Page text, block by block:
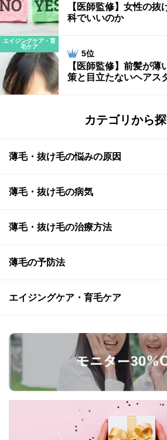
【医師監修】女性の抜
科でいいのか
エイジングケア・育
毛ケア
5位
【医師監修】前髪が薄
策と目立たないヘアス
カテゴリから
薄毛・抜け毛の悩みの原因
薄毛・抜け毛の病気
薄毛・抜け毛の治療方法
薄毛の予防法
エイジングケア・育毛ケア